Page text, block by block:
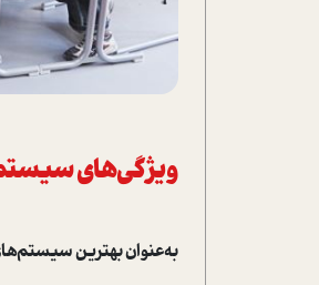
ویژگی‌های
به‌عنوان بهترین